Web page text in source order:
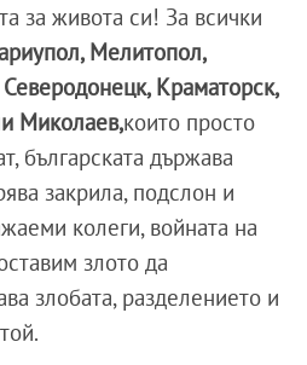
за живота си! За всички
Мелитопол,
Краматорск,
Миколаев,които просто
българската държава
закрила, подслон и
колеги, войната на
злото да
злобата, разделението и